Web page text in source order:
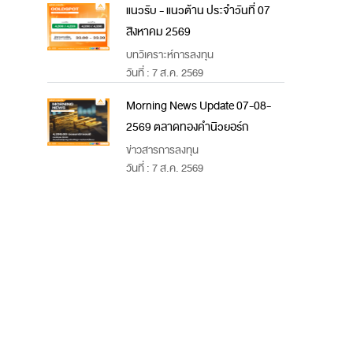
แนวรับ - แนวต้าน ประจำวันที่ 07
สิงหาคม 2569
บทวิเคราะห์การลงทุน
วันที่ : 7 ส.ค. 2569
Morning News Update 07-08-
2569 ตลาดทองคำนิวยอร์ก
ข่าวสารการลงทุน
วันที่ : 7 ส.ค. 2569